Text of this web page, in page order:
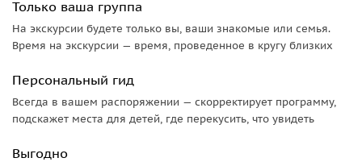
Только ваша группа
На экскурсии будете только вы, ваши знакомые или семья.
Время на экскурсии — время, проведенное в кругу близких
Персональный гид
Всегда в вашем распоряжении — скорректирует программу,
подскажет места для детей, где перекусить, что увидеть
Выгодно